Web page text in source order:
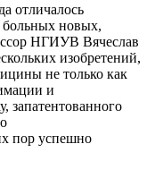
отличалось
новых,
НГИУВ Вячеслав
изобретений,
не только как
и
запатентованного
пор успешно